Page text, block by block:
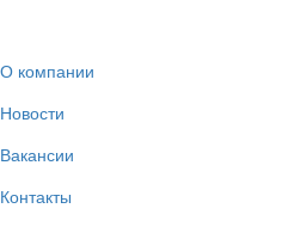
О компании
Новости
Вакансии
Контакты